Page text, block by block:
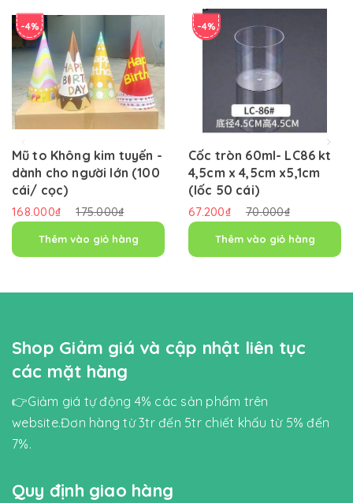
-4%
Mũ to Không kim tuyến -
dành cho người lớn (100
cái/ cọc)
168.000₫ 175.000₫
Thêm vào giỏ hàng
-4%
Cốc tròn 60ml- LC86 kt
4,5cm x 4,5cm x5,1cm
(lốc 50 cái)
67.200₫ 70.000₫
Thêm vào giỏ hàng
Shop Giảm giá và cập nhật liên tục
các mặt hàng
👉Giảm giá tự động 4% các sản phẩm trên
website.Đơn hàng từ 3tr đến 5tr chiết khấu từ 5% đến
7%.
Quy định giao hàng